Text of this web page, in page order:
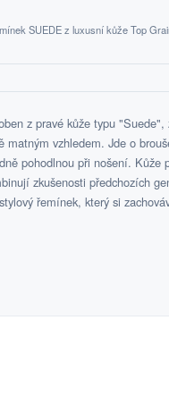
SUEDE z luxusní kůže Top
z pravé kůže typu
matným vzhledem. Jde o
pohodlnou při nošení. Kůže
zkušenosti předchozích
řemínek, který si